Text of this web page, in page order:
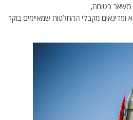
תשאר בטוחה,
מקבלי ההחלטות שמאיימים בוקר